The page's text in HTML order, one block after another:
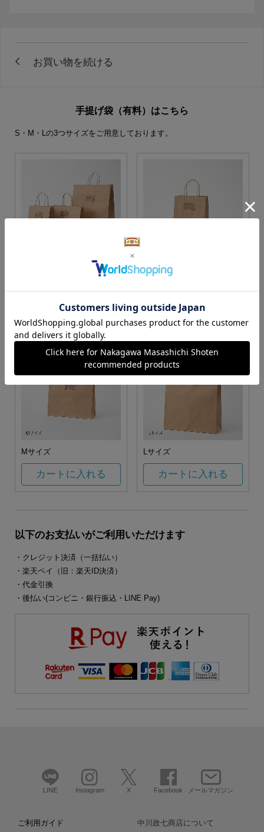
手提げ袋（有料）はこちら
S・M・Lの3つサイズをご用意しております。
S・M・Lサイズより当店に
カートに入れる
Sサイズ
カートに入れる
Mサイズ
カートに入れる
Lサイズ
カートに入れる
以下のお支払いがご利用いただけます
・クレジット決済（一括払い）
・楽天ペイ（旧：楽天ID決済）
・代金引換
・後払い(コンビニ・銀行振込・LINE Pay)
LINE Instagram X Facebook メールマガジン
ご利用ガイド 中川政七商店について